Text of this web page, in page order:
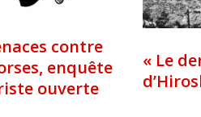
contre
enquête
ouverte
« Le